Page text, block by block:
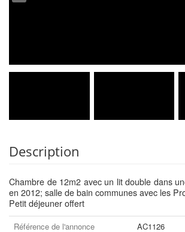
Description
Chambre de 12m2 avec un lit double dans
en 2012; salle de bain communes avec les
Petit déjeuner offert
Référence de l'annonce
AC1126